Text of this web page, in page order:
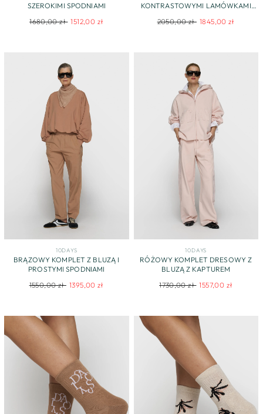
SZEROKIMI SPODNIAMI
Regular
1680,00 zł Sale
1512,00 zł
KONTRASTOWYMI LAMÓWKAMI
Regular
2050,00 zł Sale
1845,00 zł
10DAYS
BRĄZOWY KOMPLET Z BLUZĄ I
PROSTYMI SPODNIAMI
Regular
1550,00 zł Sale
1395,00 zł
10DAYS
RÓŻOWY KOMPLET DRESOWY Z
BLUZĄ Z KAPTUREM
Regular
1730,00 zł Sale
1557,00 zł